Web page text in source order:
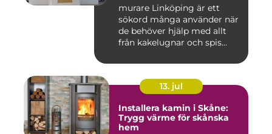
murare Linköping är ett
sökord många använder när
de behöver hjälp med allt
från kakelugnar och spis...
13. jul
Installera kamin i Skåne:
Trygg värme för skånska
hem